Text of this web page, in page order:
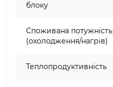
блоку
Споживана потужність
(охолодження/нагрів)
Теплопродуктивність